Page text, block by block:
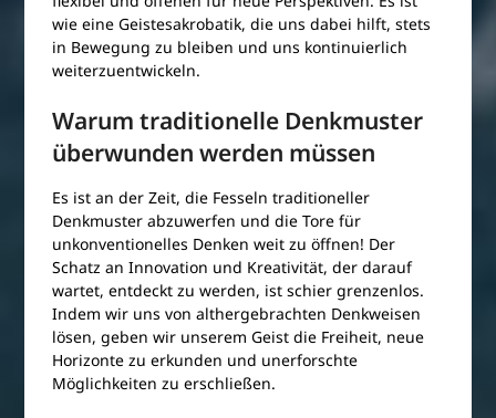
wie eine Geistesakrobatik, die uns dabei hilft, stets
in Bewegung zu bleiben und uns kontinuierlich
weiterzuentwickeln.
Warum traditionelle Denkmuster
überwunden werden müssen
Es ist an der Zeit, die Fesseln traditioneller
Denkmuster abzuwerfen und die Tore für
unkonventionelles Denken weit zu öffnen! Der
Schatz an Innovation und Kreativität, der darauf
wartet, entdeckt zu werden, ist schier grenzenlos.
Indem wir uns von althergebrachten Denkweisen
lösen, geben wir unserem Geist die Freiheit, neue
Horizonte zu erkunden und unerforschte
Möglichkeiten zu erschließen.